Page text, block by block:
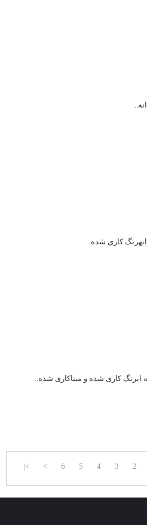
کاری شده..
ایرنگ کاری شده و میناکاری شده..
2
3
4
5
6
>
>|